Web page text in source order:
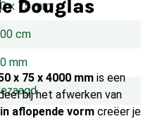
Douglas
x 75 x 4000 mm is een
bij het afwerken van
aflopende vorm creëer je
x 75 mm
cm
mm